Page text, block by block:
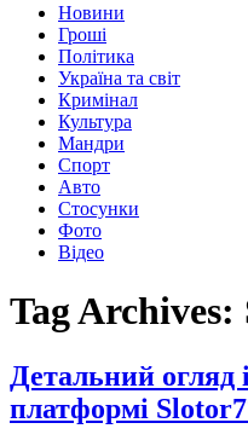
Новини
Гроші
Політика
Україна та світ
Кримінал
Культура
Мандри
Спорт
Авто
Стосунки
Фото
Відео
Tag Archives:
Детальний огляд
платформі